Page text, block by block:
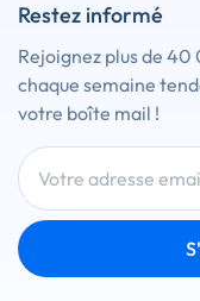
Restez informé
Rejoignez plus de
chaque semaine
votre boîte mail !